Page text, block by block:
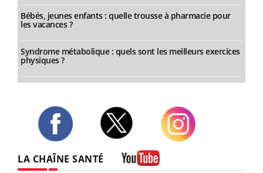
Bébés, jeunes enfants : quelle trousse à pharmacie pour
les vacances ?
Syndrome métabolique : quels sont les meilleurs exercices
physiques ?
LA CHAÎNE SANTÉ